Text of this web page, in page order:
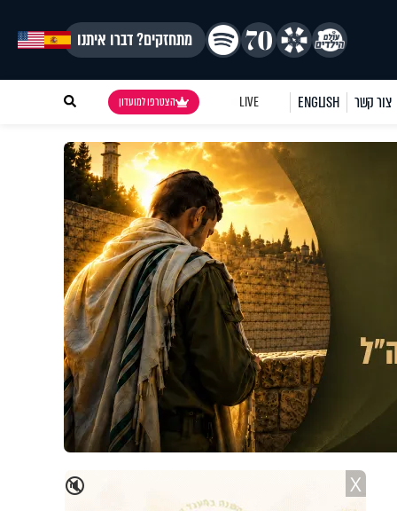
מתחזקים? דברו איתנו
צור קשר ENGLISH
LIVE הצטרפו למועדון
🔇 X